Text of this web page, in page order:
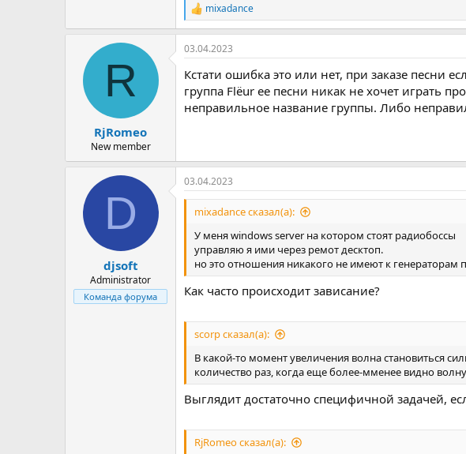
Р
е
а
к
и
и
:
mixadance
R
RjRomeo
New member
03.04.2023
Кстати ошибка это или нет, при заказе песни
группа Flёur ее песни никак не хочет играть
неправильное название группы. Либо
D
djsoft
Administrator
Команда форума
03.04.2023
mixadance сказал(а):
У меня windows server на котором стоят радиобоссы
управляю я ими через ремот десктоп.
но это отношения никакого не имеют к генераторам
Как часто происходит зависание?
scorp сказал(а):
В какой-то момент увеличения волна становиться
количество раз, когда еще более-мменее видно
Выглядит достаточно специфичной задачей,
RjRomeo сказал(а):